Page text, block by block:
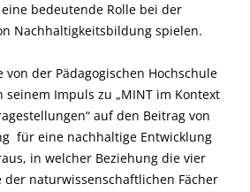
bedeutende Rolle bei der
Nachhaltigkeitsbildung spielen.
von der Pädagogischen Hochschule
seinem Impuls zu „MINT im Kontext
auf den Beitrag von
für eine nachhaltige Entwicklung
in welcher Beziehung die vier
der naturwissenschaftlichen Fächer